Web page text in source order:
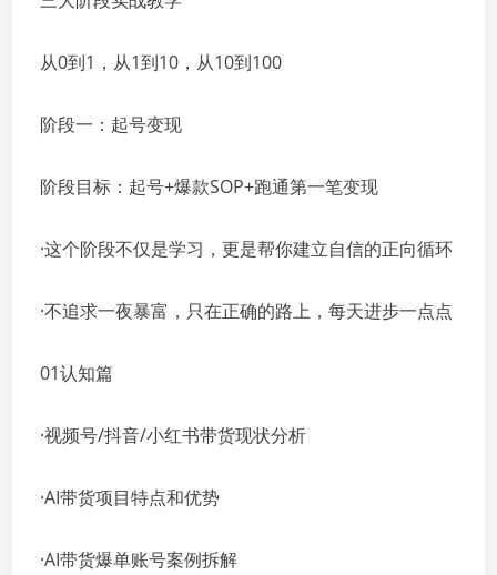
从0到1，从1到10，从10到100
阶段一：起号变现
阶段目标：起号+爆款SOP+跑通第一笔变现
·这个阶段不仅是学习，更是帮你建立自信的正向循环
·不追求一夜暴富，只在正确的路上，每天进步一点点
01认知篇
·视频号/抖音/小红书带货现状分析
·AI带货项目特点和优势
·AI带货爆单账号案例拆解